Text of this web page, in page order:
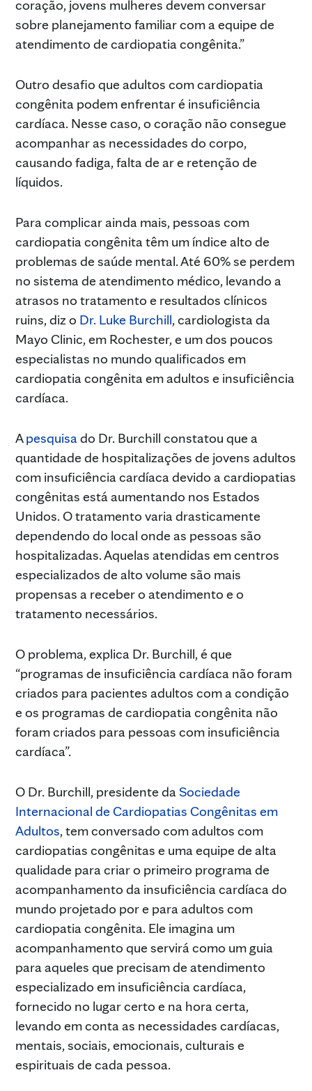
coração, jovens mulheres devem conversar
sobre planejamento familiar com a equipe de
atendimento de cardiopatia congênita.”
Outro desafio que adultos com cardiopatia
congênita podem enfrentar é insuficiência
cardíaca. Nesse caso, o coração não consegue
acompanhar as necessidades do corpo,
causando fadiga, falta de ar e retenção de
líquidos.
Para complicar ainda mais, pessoas com
cardiopatia congênita têm um índice alto de
problemas de saúde mental. Até 60% se perdem
no sistema de atendimento médico, levando a
atrasos no tratamento e resultados clínicos
ruins, diz o Dr. Luke Burchill, cardiologista da
Mayo Clinic, em Rochester, e um dos poucos
especialistas no mundo qualificados em
cardiopatia congênita em adultos e insuficiência
cardíaca.
Apesquisado Dr. Burchill constatou que a
quantidade de hospitalizações de jovens adultos
com insuficiência cardíaca devido a cardiopatias
congênitas está aumentando nos Estados
Unidos. O tratamento varia drasticamente
dependendo do local onde as pessoas são
hospitalizadas. Aquelas atendidas em centros
especializados de alto volume são mais
propensas a receber o atendimento e o
tratamento necessários.
O problema, explica Dr. Burchill, é que
“programas de insuficiência cardíaca não foram
criados para pacientes adultos com a condição
e os programas de cardiopatia congênita não
foram criados para pessoas com insuficiência
cardíaca”.
O Dr. Burchill, presidente da Sociedade
Internacional de Cardiopatias Congênitas em
Adultos, tem conversado com adultos com
cardiopatias congênitas e uma equipe de alta
qualidade para criar o primeiro programa de
acompanhamento da insuficiência cardíaca do
mundo projetado por e para adultos com
cardiopatia congênita. Ele imagina um
acompanhamento que servirá como um guia
para aqueles que precisam de atendimento
especializado em insuficiência cardíaca,
fornecido no lugar certo e na hora certa,
levando em conta as necessidades cardíacas,
mentais, sociais, emocionais, culturais e
espirituais de cada pessoa.